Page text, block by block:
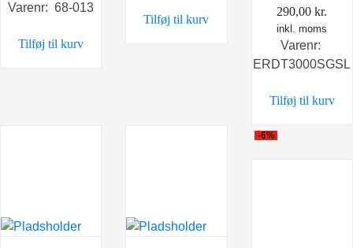
Varenr: 68-013
Tilføj til kurv
Tilføj til kurv
290,00kr.
inkl. moms
Varenr:
ERDT3000SGSL
Tilføj til kurv
-6%